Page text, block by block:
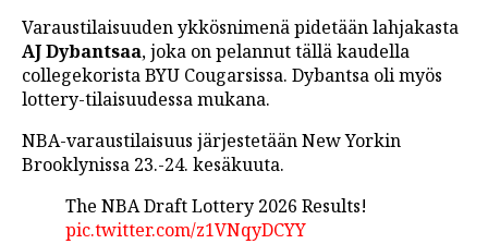
Varaustilaisuuden ykkösnimenä pidetään lahjakasta
AJ Dybantsaa, joka on pelannut tällä kaudella
collegekorista BYU Cougarsissa. Dybantsa oli myös
lottery-tilaisuudessa mukana.
NBA-varaustilaisuus järjestetään New Yorkin
Brooklynissa 23.-24. kesäkuuta.
The NBA Draft Lottery 2026 Results!
pic.twitter.com/z1VNqyDCYY